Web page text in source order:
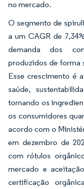
no mercado.
O segmento de
a um CAGR de
demanda dos
produzidos de forma
Esse crescimento é
saúde,
tornando os
os consumidores
acordo com o
em dezembro de
com rótulos
mercado e
certificação